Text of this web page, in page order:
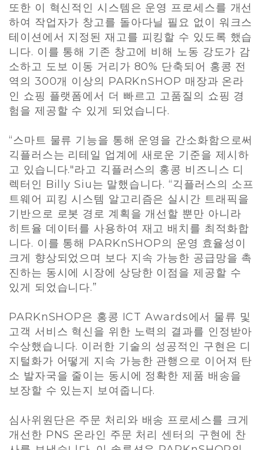
또한 이 혁신적인 시스템은 운영 프로세스를 개선
하여 작업자가 창고를 돌아다닐 필요 없이 워크스
테이션에서 지정된 재고를 피킹할 수 있도록 했습
니다. 이를 통해 기존 창고에 비해 노동 강도가 감
소하고 도보 이동 거리가 80% 단축되어 홍콩 전
역의 300개 이상의 PARKnSHOP 매장과 온라
인 쇼핑 플랫폼에서 더 빠르고 고품질의 쇼핑 경
험을 제공할 수 있게 되었습니다.
“스마트 물류 기능을 통해 운영을 간소화함으로써
긱플러스는 리테일 업계에 새로운 기준을 제시하
고 있습니다."라고 긱플러스의 홍콩 비즈니스 디
렉터인 Billy Siu는 말했습니다. “긱플러스의 소프
트웨어 피킹 시스템 알고리즘은 실시간 트래픽을
기반으로 로봇 경로 계획을 개선할 뿐만 아니라
히트율 데이터를 사용하여 재고 배치를 최적화합
니다. 이를 통해 PARKnSHOP의 운영 효율성이
크게 향상되었으며 보다 지속 가능한 공급망을 촉
진하는 동시에 시장에 상당한 이점을 제공할 수
있게 되었습니다.”
PARKnSHOP은 홍콩 ICT Awards에서 물류 및
고객 서비스 혁신을 위한 노력의 결과를 인정받아
수상했습니다. 이러한 기술의 성공적인 구현은 디
지털화가 어떻게 지속 가능한 관행으로 이어져 탄
소 발자국을 줄이는 동시에 정확한 제품 배송을
보장할 수 있는지 보여줍니다.
심사위원단은 주문 처리와 배송 프로세스를 크게
개선한 PNS 온라인 주문 처리 센터의 구현에 찬